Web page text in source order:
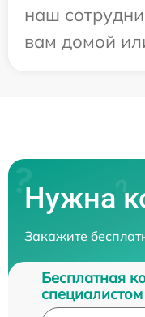
наш
вам домой
Нужна
Закажите
Бесплатная
специалистом